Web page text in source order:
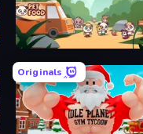
Panda
Originals